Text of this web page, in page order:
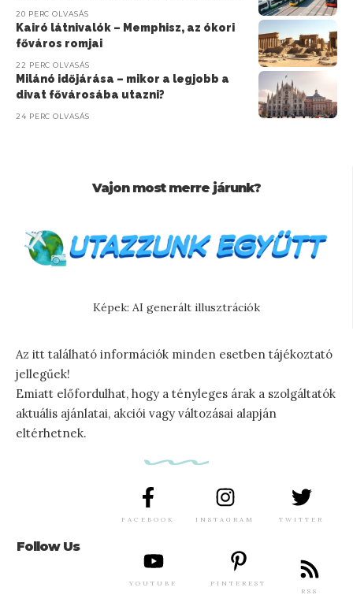
20 PERC OLVASÁS
Kairó látnivalók – Memphisz, az ókori
főváros romjai
22 PERC OLVASÁS
Milánó időjárása – mikor a legjobb a
divat fővárosába utazni?
24 PERC OLVASÁS
Vajon most merre járunk?
Képek: AI generált illusztrációk
Az itt található információk minden esetben tájékoztató
jellegűek!
Emiatt előfordulhat, hogy a tényleges árak a szolgáltatók
aktuális ajánlatai, akciói vagy változásai alapján
eltérhetnek.
Follow Us
FACEBOOK INSTAGRAM TWITTER
YOUTUBE
PINTEREST
RSS